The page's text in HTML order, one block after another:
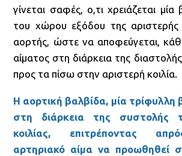
γίνεται σαφές, ο,τι χρειάζεται μία
του χώρου εξόδου της αριστερής
αορτής, ώστε να αποφεύγεται,
αίματος στη διάρκεια της
προς τα πίσω στην αριστερή κοιλία.
Η αορτική βαλβίδα, μία τρίφυλλη
στη διάρκεια της συστολής
κοιλίας, επιτρέποντας
αρτηριακό αίμα να προωθηθεί